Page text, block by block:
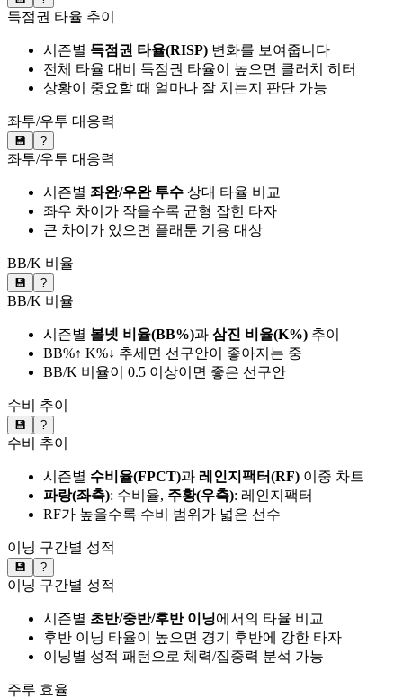
득점권 타율 추이
시즌별 득점권 타율(RISP) 변화를 보여줍니다
전체 타율 대비 득점권 타율이 높으면 클러치 히터
상황이 중요할 때 얼마나 잘 치는지 판단 가능
좌투/우투 대응력
💾 ?
좌투/우투 대응력
시즌별 좌완/우완 투수 상대 타율 비교
좌우 차이가 작을수록 균형 잡힌 타자
큰 차이가 있으면 플래툰 기용 대상
BB/K 비율
💾 ?
BB/K 비율
시즌별 볼넷 비율(BB%)과 삼진 비율(K%) 추이
BB%↑ K%↓ 추세면 선구안이 좋아지는 중
BB/K 비율이 0.5 이상이면 좋은 선구안
수비 추이
💾 ?
수비 추이
시즌별 수비율(FPCT)과 레인지팩터(RF) 이중 차트
파랑(좌축): 수비율, 주황(우축): 레인지팩터
RF가 높을수록 수비 범위가 넓은 선수
이닝 구간별 성적
💾 ?
이닝 구간별 성적
시즌별 초반/중반/후반 이닝에서의 타율 비교
후반 이닝 타율이 높으면 경기 후반에 강한 타자
이닝별 성적 패턴으로 체력/집중력 분석 가능
주루 효율